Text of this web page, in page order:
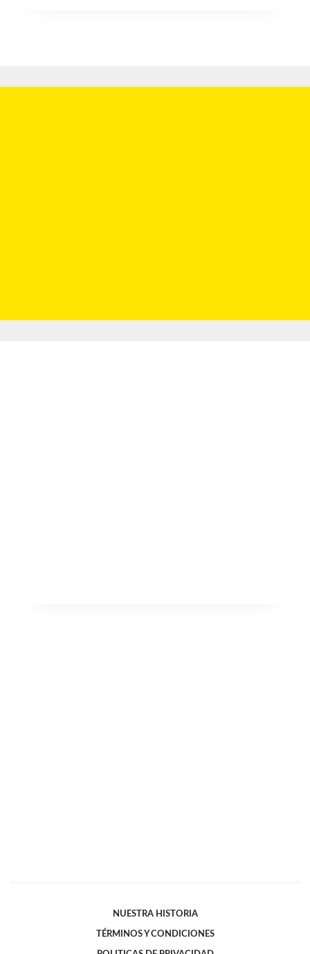
NUESTRA HISTORIA
TÉRMINOS Y CONDICIONES